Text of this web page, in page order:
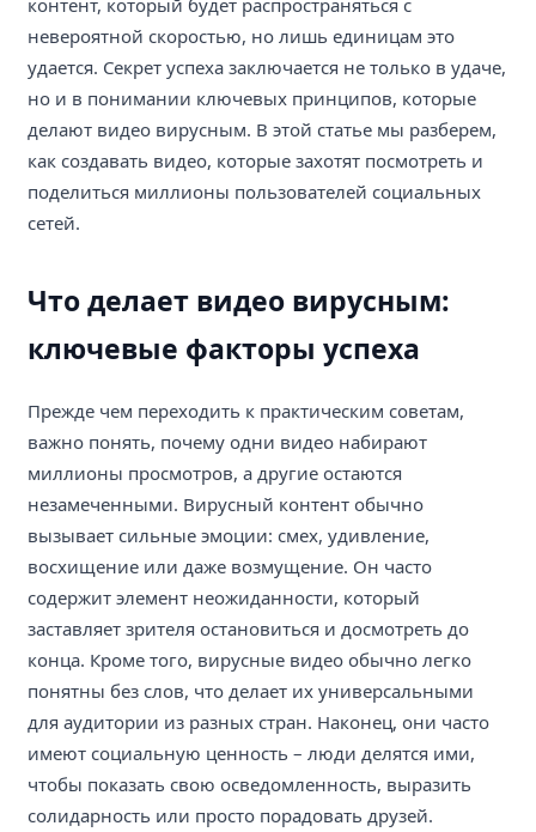
невероятной скоростью, но лишь единицам это
удается. Секрет успеха заключается не только в удаче,
но и в понимании ключевых принципов, которые
делают видео вирусным. В этой статье мы разберем,
как создавать видео, которые захотят посмотреть и
поделиться миллионы пользователей социальных
сетей.
Что делает видео вирусным:
ключевые факторы успеха
Прежде чем переходить к практическим советам,
важно понять, почему одни видео набирают
миллионы просмотров, а другие остаются
незамеченными. Вирусный контент обычно
вызывает сильные эмоции: смех, удивление,
восхищение или даже возмущение. Он часто
содержит элемент неожиданности, который
заставляет зрителя остановиться и досмотреть до
конца. Кроме того, вирусные видео обычно легко
понятны без слов, что делает их универсальными
для аудитории из разных стран. Наконец, они часто
имеют социальную ценность – люди делятся ими,
чтобы показать свою осведомленность, выразить
солидарность или просто порадовать друзей.